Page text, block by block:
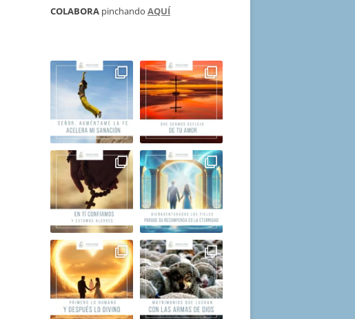
COLABORA pinchando AQUÍ